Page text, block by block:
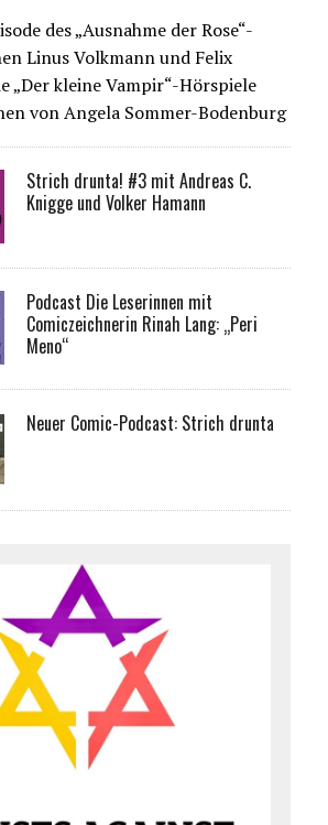
des „Ausnahme der Rose“-
Linus Volkmann und Felix
„Der kleine Vampir“-Hörspiele
von Angela Sommer-Bodenburg
Strich drunta! #3 mit Andreas C.
Knigge und Volker Hamann
Podcast Die Leserinnen mit
Comiczeichnerin Rinah Lang: „Peri
Meno“
Neuer Comic-Podcast: Strich drunta